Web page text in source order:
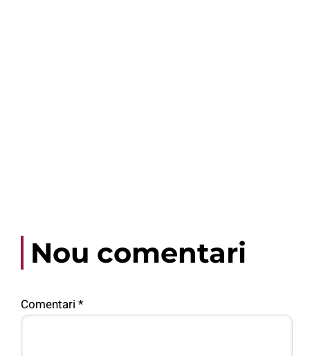
Nou comentari
Comentari *